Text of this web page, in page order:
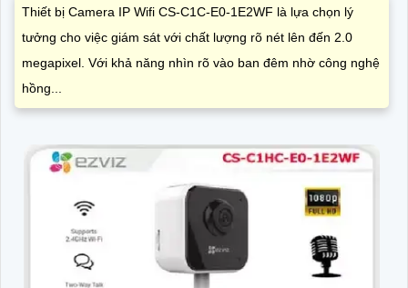
Thiết bị Camera IP Wifi CS-C1C-E0-1E2WF là lựa chọn lý
tưởng cho việc giám sát với chất lượng rõ nét lên đến 2.0
megapixel. Với khả năng nhìn rõ vào ban đêm nhờ công nghệ
hồng...